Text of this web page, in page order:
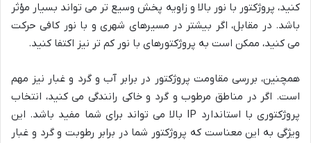
کنید، پروژکتور با نور بالا و زاویه پخش وسیع تر می تواند بسیار مؤثر
باشد. در مقابل، اگر بیشتر در مسیرهای شهری و با نور کافی حرکت
می کنید، ممکن است به پروژکتورهای با نور کم تر نیز اکتفا کنید.
همچنین، بررسی مقاومت پروژکتور در برابر آب و گرد و غبار نیز مهم
است. اگر در مناطق مرطوب و گرد و خاکی رانندگی می کنید، انتخاب
پروژکتوری با استاندارد IP بالا می تواند برای شما مفید باشد. این
ویژگی به این معناست که پروژکتور شما در برابر رطوبت و گرد و غبار